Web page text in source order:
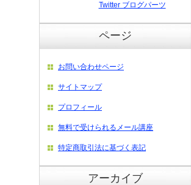
Twitter ブログパーツ
ページ
お問い合わせページ
サイトマップ
プロフィール
無料で受けられるメール講座
特定商取引法に基づく表記
アーカイブ